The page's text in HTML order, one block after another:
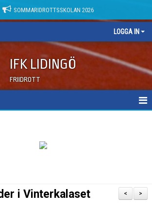
SOMMARIDROTTSSKOLAN 2026
LOGGA IN
IFK LIDINGÖ
FRIIDROTT
>
<
i Vinterkalaset